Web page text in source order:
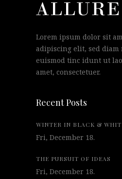
Lorem ipsum dolor sit
adipiscing elit, sed
euismod tinc idunt ut
amet, consectetuer.
Recent Posts
WINTER IN BLACK &
Fri, December 18.
THE PURSUIT OF IDEAS
Fri, December 18.